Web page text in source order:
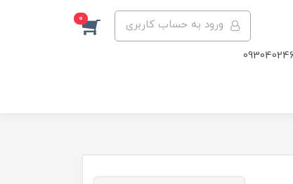
ورود به حساب کاربری 0